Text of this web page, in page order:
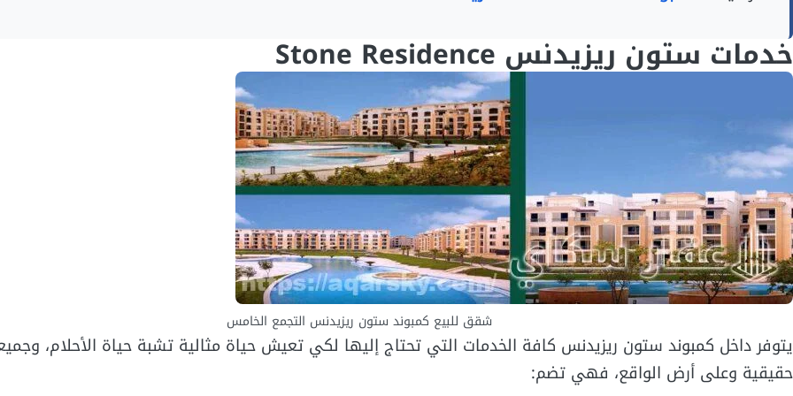
خدمات ستون ريزيدنس Stone Residence
شقق للبيع كمبوند ستون ريزيدنس التجمع الخامس
يتوفر داخل كمبوند ستون ريزيدنس كافة الخدمات التي تحتاج إليها لكي تعيش حياة مثالية تشبة حياة الأحلام،
حقيقية وعلى أرض الواقع، فهي تضم: